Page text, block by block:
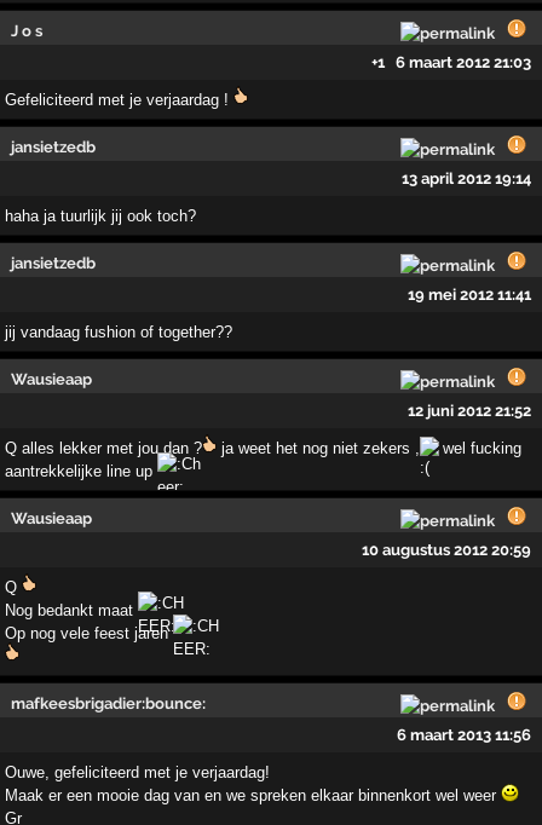
J o s
+1
6 maart 2012 21:03
Gefeliciteerd met je verjaardag !
jansietzedb
13 april 2012 19:14
haha ja tuurlijk jij ook toch?
jansietzedb
19 mei 2012 11:41
jij vandaag fushion of together??
Wausieaap
12 juni 2012 21:52
Q alles lekker met jou dan ? ja weet het nog niet zekers ,
wel fucking
aantrekkelijke line up
Wausieaap
10 augustus 2012 20:59
Q
Nog bedankt maat
Op nog vele feest jaren
mafkeesbrigadier:bounce:
6 maart 2013 11:56
Ouwe, gefeliciteerd met je verjaardag!
Maak er een mooie dag van en we spreken elkaar binnenkort wel weer
Gr